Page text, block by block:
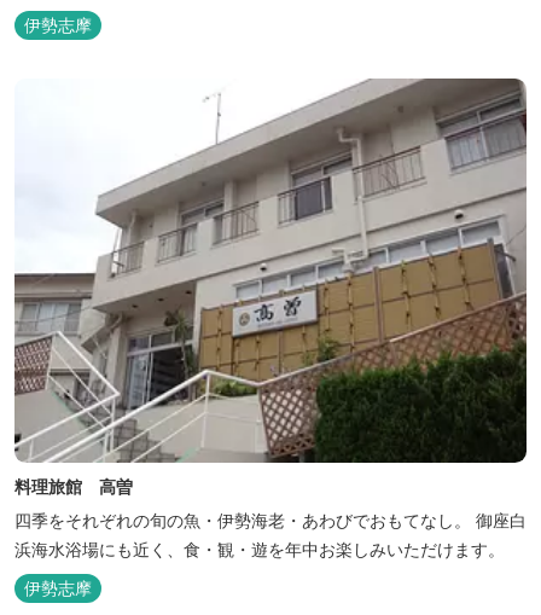
伊勢志摩
料理旅館 高曽
四季をそれぞれの旬の魚・伊勢海老・あわびでおもてなし。 御座白
浜海水浴場にも近く、食・観・遊を年中お楽しみいただけます。
伊勢志摩